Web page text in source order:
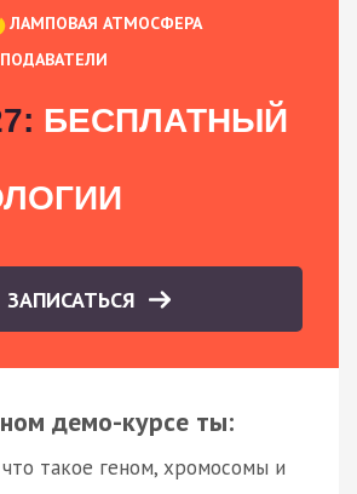
ЛАМПОВАЯ АТМОСФЕРА
БЕСПЛАТНЫЙ
ЗАПИСАТЬСЯ
демо-курсе ты:
такое геном, хромосомы и